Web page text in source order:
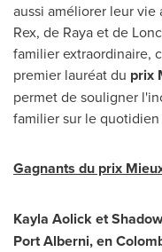
aussi améliorer leur
Rex, de Raya et de
familier extraordinaire,
premier lauréat du prix
permet de souligner
familier sur le
Gagnants du prix
Kayla Aolick et
Port Alberni, en